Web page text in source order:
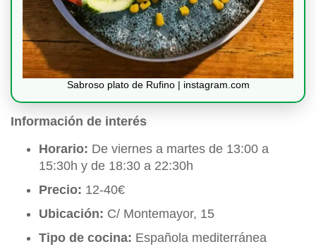
Sabroso plato de Rufino | instagram.com
Información de interés
Horario: De viernes a martes de 13:00 a
15:30h y de 18:30 a 22:30h
Precio: 12-40€
Ubicación: C/ Montemayor, 15
Tipo de cocina: Española mediterránea